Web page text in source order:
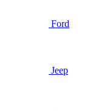
Ford
Jeep